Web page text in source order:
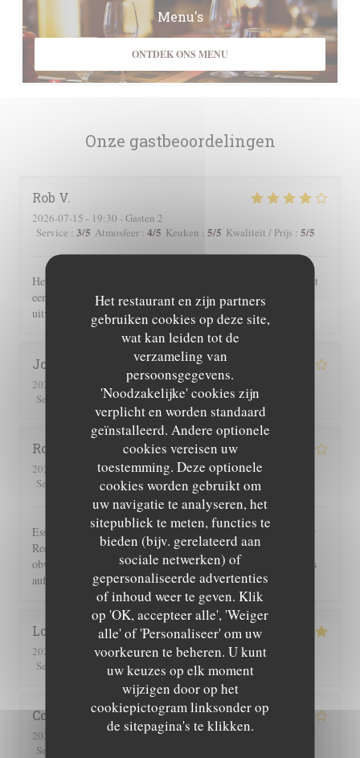
Het restaurant en zijn partners
gebruiken cookies op deze site,
wat kan leiden tot de
verzameling van
persoonsgegevens.
'Noodzakelijke' cookies zijn
verplicht en worden standaard
geïnstalleerd. Andere optionele
cookies vereisen uw
toestemming. Deze optionele
cookies worden gebruikt om
uw navigatie te analyseren, het
sitepubliek te meten, functies te
bieden (bijv. gerelateerd aan
sociale netwerken) of
gepersonaliseerde advertenties
of inhoud weer te geven. Klik
op 'OK, accepteer alle', 'Weiger
alle' of 'Personaliseer' om uw
voorkeuren te beheren. U kunt
uw keuzes op elk moment
wijzigen door op het
cookiepictogram linksonder op
de sitepagina's te klikken.
Onze gastbeoordelingen
Rob V
2026-07-15 - 19:30 - Gasten 2
Service : 3/5 Atmosfeer : 4/5 Keuken : 5/5 Kwaliteit / Prijs : 5/5
Het eten en de sfeer was geweldig. Wij waren wel verbaasd dat
een uur na opening reeds alle gerechten met vlees waren
uitverkocht.
Joe
2026-07-25
- 19:30 - Gasten 2
Service
Atmosfeer:4/5 Keuken: 5/5 Kwaliteit / Prijs
Roger
2026-07-25
- 19:00 - Gasten 2
Service
Atmosfeer: 5/5 Keuken:5/5 Kwaliteit / Prijs
Essen und Ambiente hervorragend. Leider wurden uns auf der
Rechnung 2 Flaschen Wein und 2 Flaschen Sprudel berechnet,
obwohl wir nur eine hatten. Einer guten Servicekraft muss das
auffallen!!!
Lorraine
2026-07-25
- 13:00 - Gasten 2
Service
Atmosfeer: 5/5 Keuken: 5/5 Kwaliteit / Prijs
Corinne M
2026-07-25
- 20:30 - Gasten 2
Service
Menu's
ONTDEK ONS MENU